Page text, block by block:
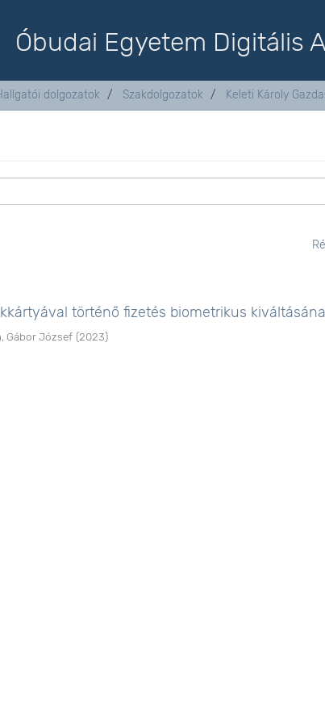
Óbudai Egyetem Digitális
dolgozatok Szakdolgozatok Keleti Károly
történő fizetés biometrikus
Gábor József (2023)